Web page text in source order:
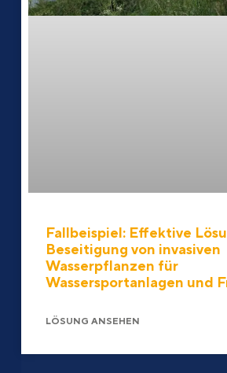
Fallbeispiel: Effektive
Beseitigung von invasiven
Wasserpflanzen für
Wassersportanlagen und
LÖSUNG ANSEHEN